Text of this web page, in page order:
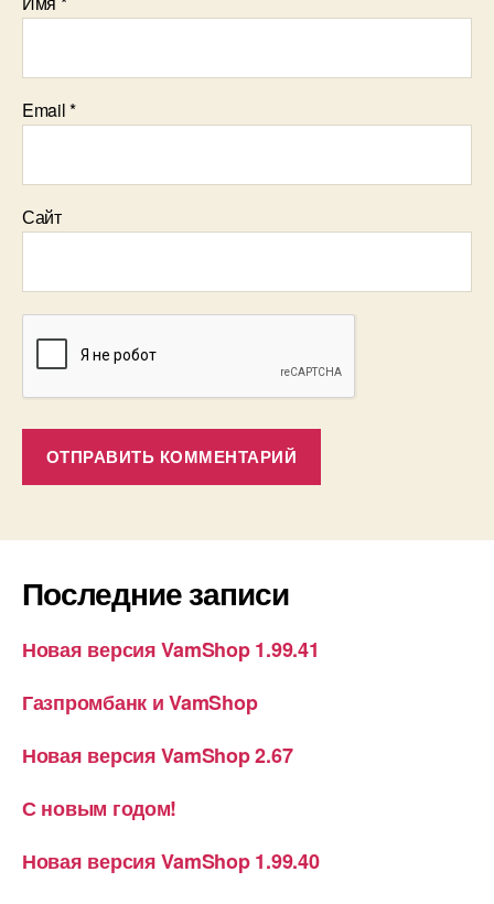
Email*
Сайт
Последние записи
Новая версия VamShop 1.99.41
Газпромбанк и VamShop
Новая версия VamShop 2.67
С новым годом!
Новая версия VamShop 1.99.40